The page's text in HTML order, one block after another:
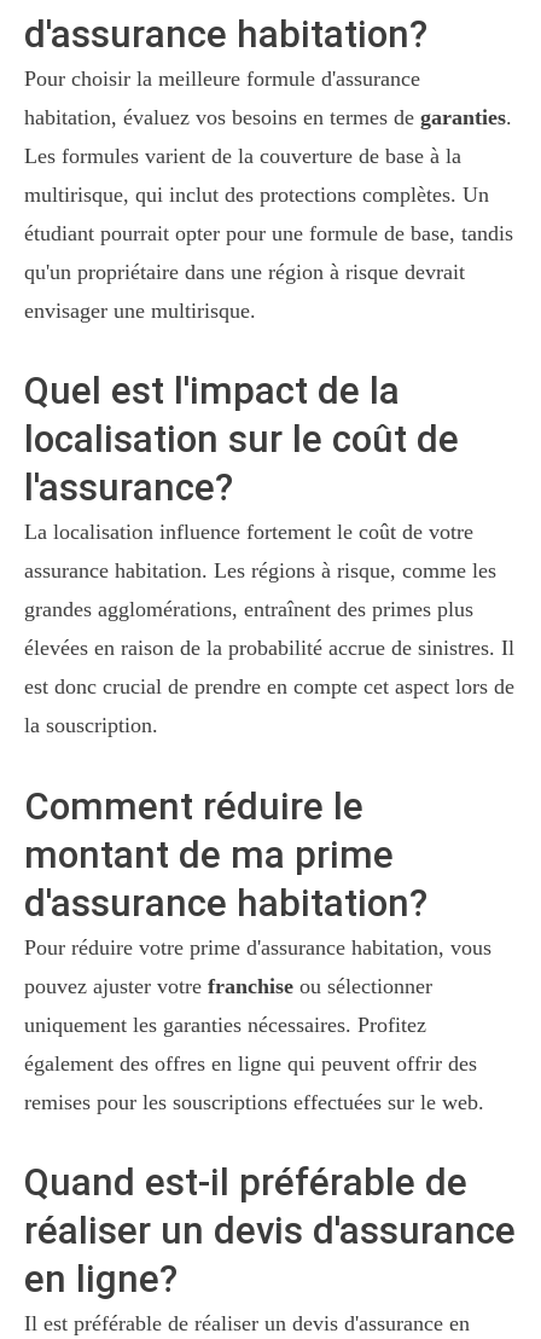
d'assurance habitation?
Pour choisir la meilleure formule d'assurance
habitation, évaluez vos besoins en termes de garanties.
Les formules varient de la couverture de base à la
multirisque, qui inclut des protections complètes. Un
étudiant pourrait opter pour une formule de base, tandis
qu'un propriétaire dans une région à risque devrait
envisager une multirisque.
Quel est l'impact de la
localisation sur le coût de
l'assurance?
La localisation influence fortement le coût de votre
assurance habitation. Les régions à risque, comme les
grandes agglomérations, entraînent des primes plus
élevées en raison de la probabilité accrue de sinistres. Il
est donc crucial de prendre en compte cet aspect lors de
la souscription.
Comment réduire le
montant de ma prime
d'assurance habitation?
Pour réduire votre prime d'assurance habitation, vous
pouvez ajuster votre franchise ou sélectionner
uniquement les garanties nécessaires. Profitez
également des offres en ligne qui peuvent offrir des
remises pour les souscriptions effectuées sur le web.
Quand est-il préférable de
réaliser un devis d'assurance
en ligne?
Il est préférable de réaliser un devis d'assurance en